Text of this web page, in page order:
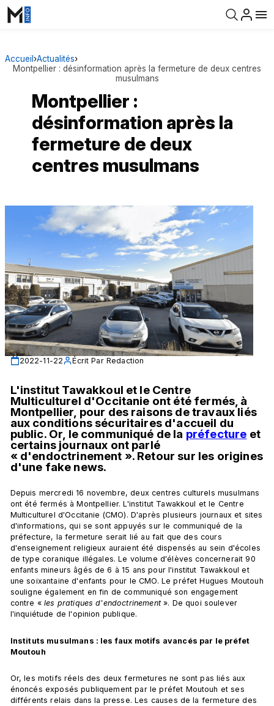
Accueil ›Actualités›
Montpellier : désinformation après la fermeture de deux centres
musulmans
Montpellier :
désinformation après la
fermeture de deux
centres musulmans
2022-11-22 Écrit Par Redaction
L'institut Tawakkoul et le Centre
Multiculturel d'Occitanie ont été fermés, à
Montpellier, pour des raisons de travaux liés
aux conditions sécuritaires d'accueil du
public. Or, le communiqué de la préfecture et
certains journaux ont parlé
« d'endoctrinement ». Retour sur les origines
d'une fake news.
Depuis mercredi 16 novembre, deux centres culturels musulmans
ont été fermés à Montpellier. L'institut Tawakkoul et le Centre
Multiculturel d'Occitanie (CMO). D'après plusieurs journaux et sites
d'informations, qui se sont appuyés sur le communiqué de la
préfecture, la fermeture serait lié au fait que des cours
d'enseignement religieux auraient été dispensés au sein d'écoles
de type coranique illégales. Le volume d'élèves concernerait 90
enfants mineurs âgés de 6 à 15 ans pour l'institut Tawakkoul et
une soixantaine d'enfants pour le CMO. Le préfet Hugues Moutouh
souligne également en fin de communiqué son engagement
contre « les pratiques d'endoctrinement ». De quoi soulever
l'inquiétude de l'opinion publique.
Instituts musulmans : les faux motifs avancés par le préfet
Moutouh
Or, les motifs réels des deux fermetures ne sont pas liés aux
énoncés exposés publiquement par le préfet Moutouh et ses
différents relais dans la presse. Les causes de la fermeture des